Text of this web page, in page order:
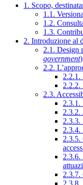
1. Scopo,
1.1.
1.2.
1.3.
2. Introduzione al
2.1. Design
government)
2.2.
2.2.1.
2.2.2.
2.3.
2.3.1.
2.3.2.
2.3.3.
2.3.4.
2.3.5.
2.3.6.
2.3.7.
2.3.8.